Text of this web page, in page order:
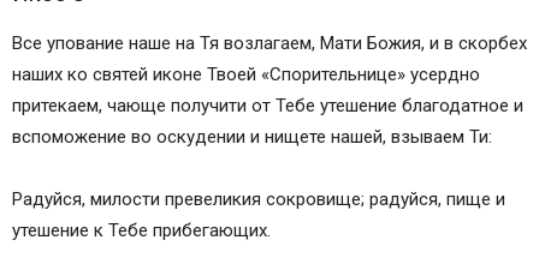
Все упование наше на Тя возлагаем, Мати Божия, и в скорбех
наших ко святей иконе Твоей «Спорительнице» усердно
притекаем, чающе получити от Тебе утешение благодатное и
вспоможение во оскудении и нищете нашей, взываем Ти:
Радуйся, милости превеликия сокровище; радуйся, пище и
утешение к Тебе прибегающих.